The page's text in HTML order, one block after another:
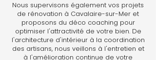
Nous supervisons également vos projets
de rénovation à Cavalaire-sur-Mer et
proposons du déco coaching pour
optimiser l'attractivité de votre bien. De
l'architecture d'intérieur à la coordination
des artisans, nous veillons à l'entretien et
à l'amélioration continue de votre